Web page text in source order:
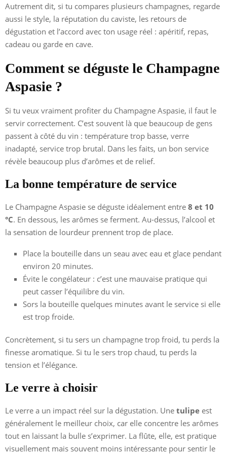
Autrement dit, si tu compares plusieurs champagnes, regarde
aussi le style, la réputation du caviste, les retours de
dégustation et l’accord avec ton usage réel : apéritif, repas,
cadeau ou garde en cave.
Comment se déguste le Champagne
Aspasie ?
Si tu veux vraiment profiter du Champagne Aspasie, il faut le
servir correctement. C’est souvent là que beaucoup de gens
passent à côté du vin : température trop basse, verre
inadapté, service trop brutal. Dans les faits, un bon service
révèle beaucoup plus d’arômes et de relief.
La bonne température de service
Le Champagne Aspasie se déguste idéalement entre 8 et 10
°C. En dessous, les arômes se ferment. Au-dessus, l’alcool et
la sensation de lourdeur prennent trop de place.
Place la bouteille dans un seau avec eau et glace pendant
environ 20 minutes.
Évite le congélateur : c’est une mauvaise pratique qui
peut casser l’équilibre du vin.
Sors la bouteille quelques minutes avant le service si elle
est trop froide.
Concrètement, si tu sers un champagne trop froid, tu perds la
finesse aromatique. Si tu le sers trop chaud, tu perds la
tension et l’élégance.
Le verre à choisir
Le verre a un impact réel sur la dégustation. Une tulipe est
généralement le meilleur choix, car elle concentre les arômes
tout en laissant la bulle s’exprimer. La flûte, elle, est pratique
visuellement mais souvent moins intéressante pour sentir le